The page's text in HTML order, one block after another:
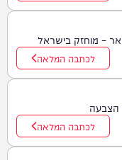
– מוחזק בישראל
לכתבה המלאה
הצבעה
לכתבה המלאה